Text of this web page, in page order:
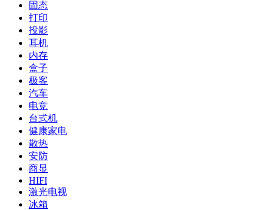
固态
打印
投影
耳机
内存
盒子
极客
汽车
电竞
台式机
健康家电
散热
安防
商显
HIFI
激光电视
冰箱